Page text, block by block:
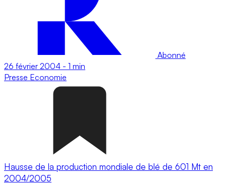
Abonné
26 février 2004 - 1 min
Presse Economie
Hausse de la production mondiale de blé de 601 Mt en
2004/2005